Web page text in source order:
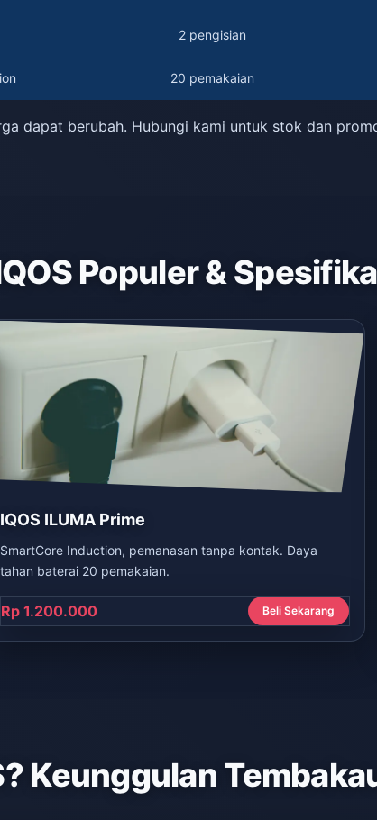
2 pengisian
20 pemakaian
dapat berubah. Hubungi kami untuk stok dan
Populer &
IQOS ILUMA Prime
SmartCore Induction, pemanasan tanpa kontak. Daya
tahan baterai 20 pemakaian.
Rp 1.200.000 Beli Sekarang
Keunggulan